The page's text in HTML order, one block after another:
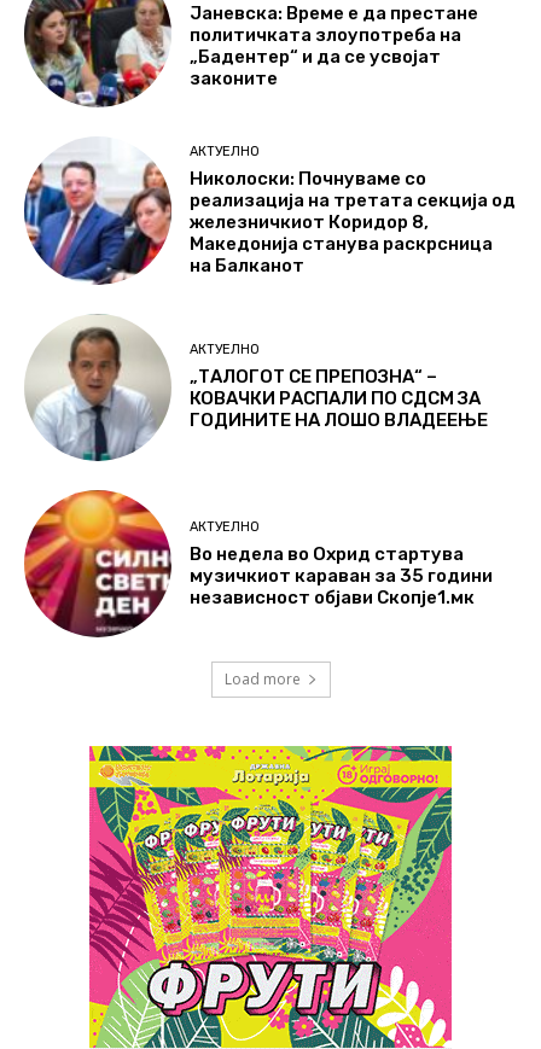
Јаневска: Време е да престане
политичката злоупотреба на
„Бадентер“ и да се усвојат
законите
АКТУЕЛНО
Николоски: Почнуваме со
реализација на третата секција од
железничкиот Коридор 8,
Македонија станува раскрсница
на Балканот
АКТУЕЛНО
„ТАЛОГОТ СЕ ПРЕПОЗНА“ –
КОВАЧКИ РАСПАЛИ ПО СДСМ ЗА
ГОДИНИТЕ НА ЛОШО ВЛАДЕЕЊЕ
АКТУЕЛНО
Во недела во Охрид стартува
музичкиот караван за 35 години
независност објави Скопје1.мк
Load more